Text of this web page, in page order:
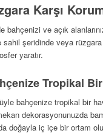
Karşı
bahçenizi ve açık
şeridinde veya
yaratır.
Tropikal Bir
bahçenize tropikal bir
dekorasyonunuzda
doğayla iç içe bir ortam